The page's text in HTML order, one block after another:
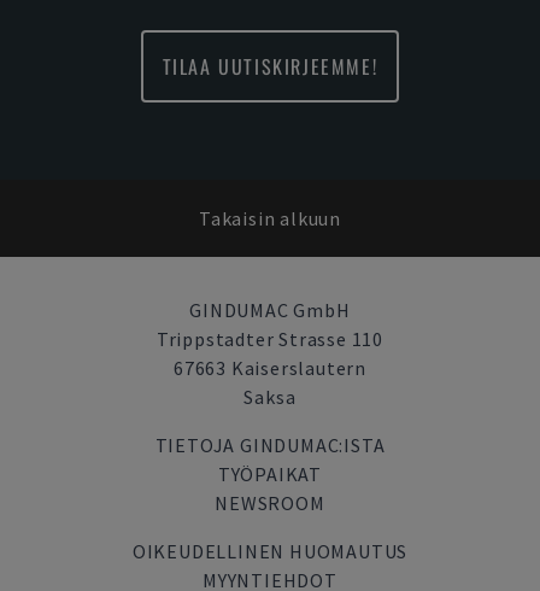
TILAA UUTISKIRJEEMME!
Takaisin alkuun
GINDUMAC GmbH
Trippstadter Strasse 110
67663 Kaiserslautern
Saksa
TIETOJA GINDUMAC:ISTA
TYÖPAIKAT
NEWSROOM
OIKEUDELLINEN HUOMAUTUS
MYYNTIEHDOT